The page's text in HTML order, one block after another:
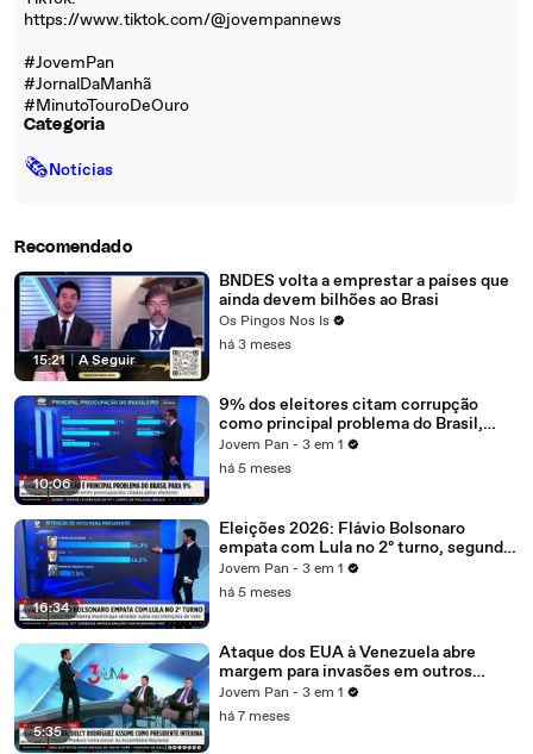
https://www.tiktok.com/@jovempannews
#JovemPan
#JornalDaManhã
#MinutoTouroDeOuro
Categoria
🗞Notícias
Recomendado
15:21 | A Seguir
BNDES volta a emprestar a países que
ainda devem bilhões ao Brasi
Os Pingos Nos Is
há 3 meses
10:06
9% dos eleitores citam corrupção
como principal problema do Brasil,
segundo Datafolha
Jovem Pan - 3 em 1
há 5 meses
16:34
Eleições 2026: Flávio Bolsonaro
empata com Lula no 2º turno, segundo
Atlas/Bloomberg
Jovem Pan - 3 em 1
há 5 meses
5:35
Ataque dos EUA à Venezuela abre
margem para invasões em outros
países? Piperno comenta
Jovem Pan - 3 em 1
há 7 meses